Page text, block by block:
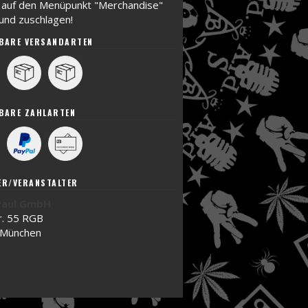
den Menüpunkt "Merchandise"
zuschlagen!
VERSANDARTEN
ZAHLARTEN
VERANSTALTER
55 RGB